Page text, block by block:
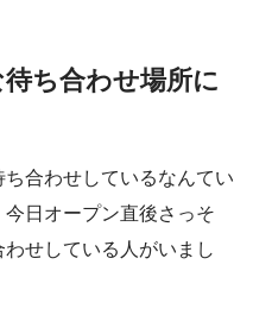
ち合わせ場所に
合わせしているなんてい
日オープン直後さっそ
せしている人がいまし